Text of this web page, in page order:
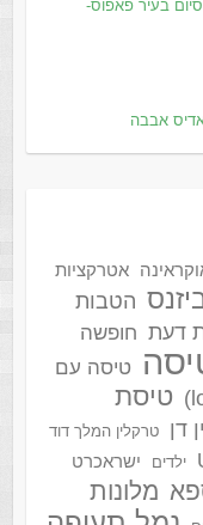
בעיר פאפוס-
אבבה
אטרקציות
הטבות
דעת חופשה
טיסה עם
טיסת
דן טרקלין המלך דוד
ילדים ישראכרט
מלונות